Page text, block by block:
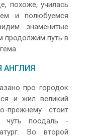
похоже, училась
и полюбуемся
знаменитые
продолжим путь в
АНГЛИЯ
про городок
и жил великий
прежнему стоит
чуть поодаль -
Во второй